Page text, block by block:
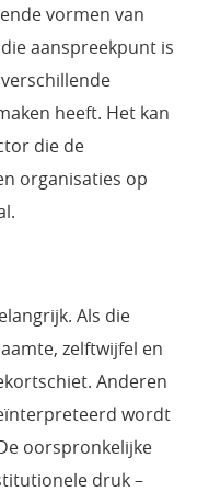
vormen van
aanspreekpunt is
heeft. Het kan
die de
organisaties op
Als die
zelftwijfel en
Anderen
wordt
oorspronkelijke
druk –